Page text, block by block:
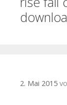
2. Mai 2015